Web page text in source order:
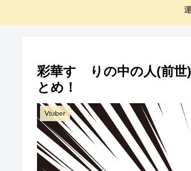
彩華すゞりの中の人(前
とめ！
Vtuber